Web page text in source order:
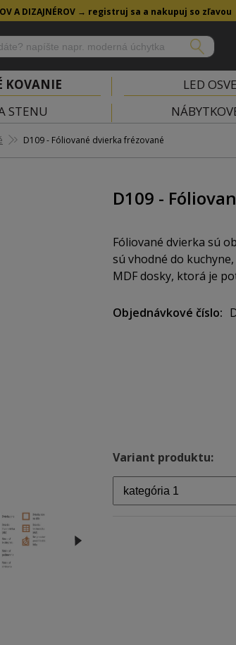
A DIZAJNÉROV → registruj sa a nakupuj so zľavou
KOVANIE LED
STENU
D109 - Fóliované dvierka frézované
D109 -
Fóliované dvierka sú
sú vhodné do
MDF dosky, ktorá je
štýlu.
Objednávkové číslo
Variant produktu: